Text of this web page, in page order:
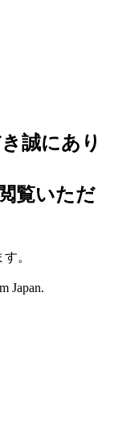
誠にあり
覧いただ
。
Japan.